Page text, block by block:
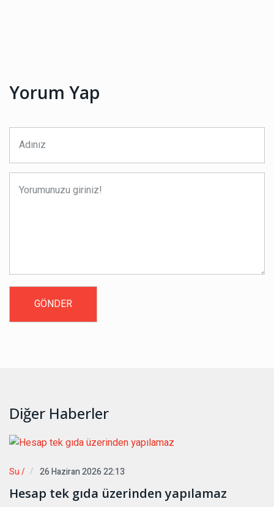
Yorum Yap
Diğer Haberler
Su / 26 Haziran 2026 22:13
Hesap tek gıda üzerinden yapılamaz